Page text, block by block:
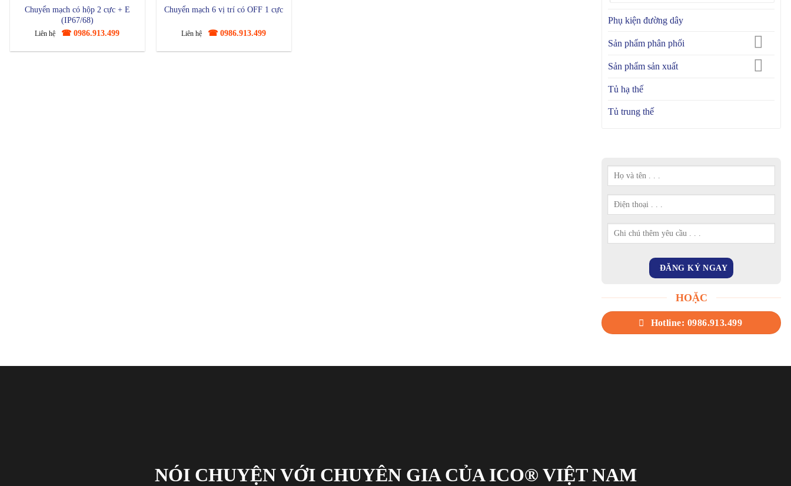
Chuyển mạch có hộp 2 cực + E
(IP67/68)
Liên hệ ☎ 0986.913.499
Chuyển mạch 6 vị trí có OFF 1 cực
Liên hệ ☎ 0986.913.499
Phụ kiện đường dây
Sản phẩm phân phối
Sản phẩm sản xuất
Tủ hạ thế
Tủ trung thế
HOẶC
Hotline: 0986.913.499
NÓI CHUYỆN VỚI CHUYÊN GIA CỦA ICO® VIỆT NAM